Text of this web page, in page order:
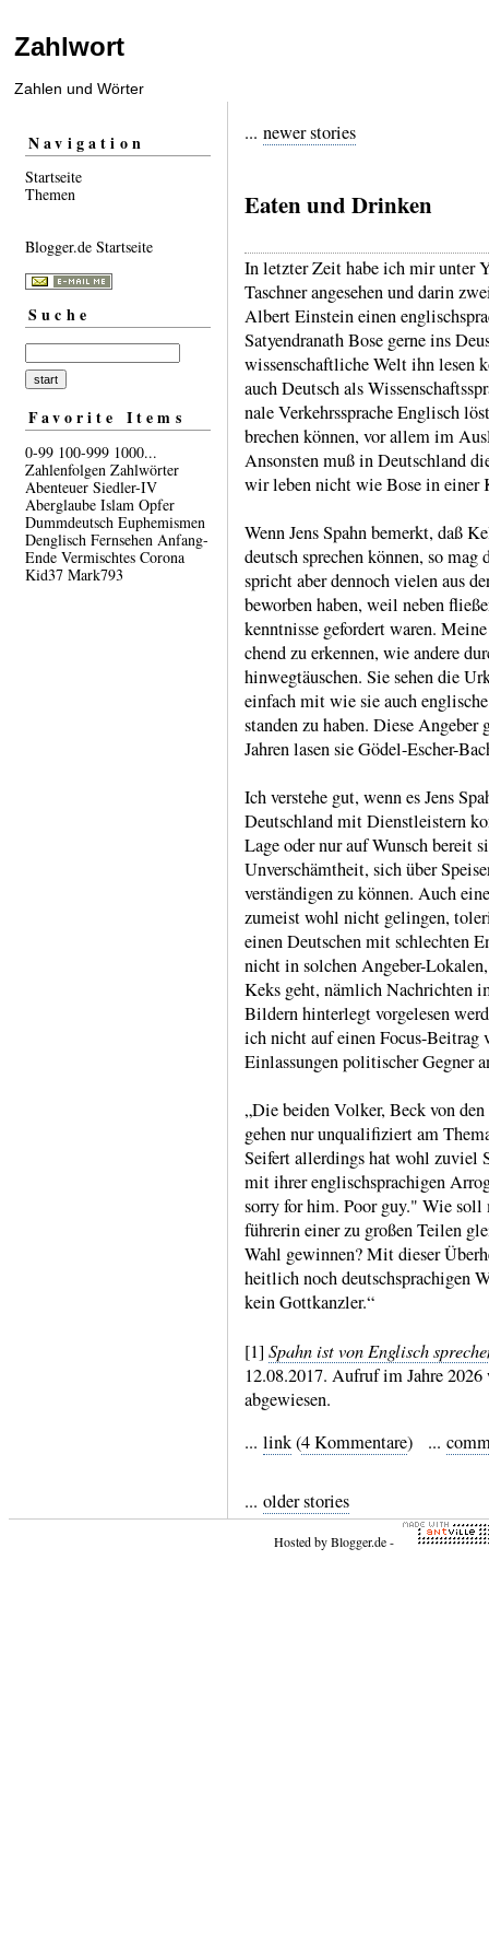
Zahlwort
Zahlen und Wörter
Navigation
Startseite
Themen
Blogger.de Startseite
Suche
Favorite Items
0-99 100-999 1000...
Zahlenfolgen Zahlwörter
Abenteuer Siedler-IV
Aberglaube Islam Opfer
Dummdeutsch Euphemismen
Denglisch Fernsehen Anfang-
Ende Vermischtes Corona
Kid37 Mark793
... newer stories
Eaten und Drinken
In letzter Zeit habe ich mir unter
Taschner ange­sehen und darin
Albert Einstein einen
Satyen­dranath Bose gerne ins
wissen­schaft­liche Welt ihn lesen
auch Deutsch als
nale Ver­kehrs­sprache Englisch
brechen können, vor allem im
Anson­sten muß in Deutsch­land
wir leben nicht wie Bose in einer
Wenn Jens Spahn bemerkt, daß
deutsch spre­chen können, so
spricht aber dennoch vielen aus
beworben haben, weil neben
kennt­nisse gefordert waren.
chend zu erkennen, wie andere
hinweg­täuschen. Sie sehen die
einfach mit wie sie auch
standen zu haben. Diese
Jahren lasen sie Gödel-​Escher-​
Ich verstehe gut, wenn es Jens
Deutsch­land mit Dienst­leistern
Lage oder nur auf Wunsch bereit
Unver­schämt­heit, sich über
verstän­digen zu können. Auch
zumeist wohl nicht gelingen,
einen Deut­schen mit schlechten
nicht in solchen Angeber-​
Keks geht, nämlich Nach­richten
Bildern hinter­legt vorge­lesen
ich nicht auf einen Focus-​Beitrag
Ein­lassun­gen politi­scher Gegner
„Die beiden Volker, Beck von
gehen nur unquali­fiziert am
Seifert aller­dings hat wohl zuviel
mit ihrer englisch­spra­chigen
sorry for him. Poor guy." Wie
führerin einer zu großen Teilen
Wahl gewinnen? Mit dieser
heit­lich noch deutsch­spra­chigen
kein Gott­kanzler.“
[1] Spahn ist von Englisch
12.08.2017. Aufruf im Jahre
abgewiesen.
... link(4 Kommentare) ...
... older stories
Hosted byBlogger.de-